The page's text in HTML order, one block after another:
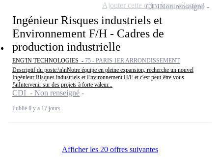
Ingénieur Risques industriels et
Environnement F/H - Cadres de
production industrielle
ENG'IN TECHNOLOGIES - 75 - PARIS 1ER ARRONDISSEMENT
Descriptif du poste:\n\nNotre équipe en pleine expansion, recherche un nouvel
Ingénieur Risques industriels et Environnement H/F et c'est peut-être vous
!\nIntervenir sur des projets à forte valeur...
CDI - Non renseigné
Publié il y a 17 jours
CDINon renseigné
Ajouter cette offre à ma sélection
Afficher les 20 offres suivantes